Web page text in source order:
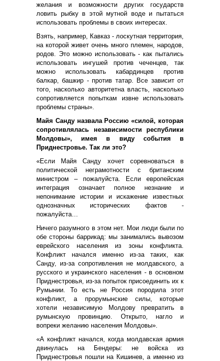
желания и возможности других государств
ловить рыбку в этой мутной воде и пытаться
использовать проблемы в своих интересах.
Взять, например, Кавказ - лоскутная территория,
на которой живет очень много племен, народов,
родов. Это можно использовать - как пытались
использовать ингушей против чеченцев, так
можно использовать кабардинцев против
балкар, башкир - против татар. Все зависит от
того, насколько авторитетна власть, насколько
сопротивляется попыткам извне использовать
проблемы страны».
Майя Санду назвала Россию «силой, которая
сопротивлялась независимости республики
Молдовы», имея в виду события в
Приднестровье. Так ли это?
«Если Майя Санду хочет соревноваться в
политической неграмотности с британским
министром – пожалуйста. Если европейская
интеграция означает полное незнание и
непонимание истории и искажение известных
однозначных исторических фактов -
пожалуйста…
Ничего разумного в этом нет. Мои люди были по
обе стороны баррикад: мы занимались вывозом
еврейского населения из зоны конфликта.
Конфликт начался именно из-за таких, как
Санду, из-за сопротивления не молдавского, а
русского и украинского населения - в основном
Приднестровья, из-за попыток присоединить их к
Румынии. То есть не Россия породила этот
конфликт, а прорумынские силы, которые
хотели независимую Молдову превратить в
румынскую провинцию. Открыто, нагло и
вопреки желанию населения Молдовы».
«А конфликт начался, когда молдавская армия
двинулась на Бендеры: не войска из
Приднестровья пошли на Кишинев, а именно из